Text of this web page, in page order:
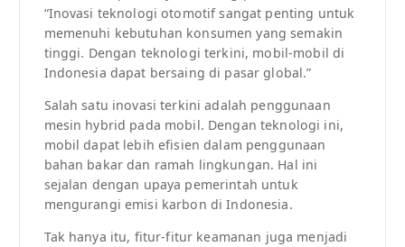
“Inovasi teknologi otomotif sangat penting untuk
memenuhi kebutuhan konsumen yang semakin
tinggi. Dengan teknologi terkini, mobil-mobil di
Indonesia dapat bersaing di pasar global.”
Salah satu inovasi terkini adalah penggunaan
mesin hybrid pada mobil. Dengan teknologi ini,
mobil dapat lebih efisien dalam penggunaan
bahan bakar dan ramah lingkungan. Hal ini
sejalan dengan upaya pemerintah untuk
mengurangi emisi karbon di Indonesia.
Tak hanya itu, fitur-fitur keamanan juga menjadi